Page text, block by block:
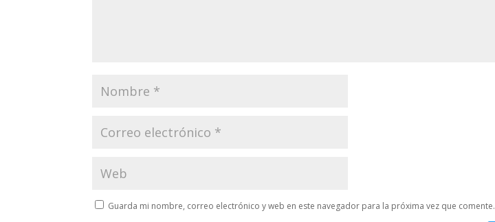
Guarda mi nombre, correo electrónico y web en este navegador para la próxima vez que comente.